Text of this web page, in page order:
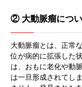
② 大動脈瘤につ
大動脈瘤とは、正常
位が病的に拡張した
は、おもに老化や動
は一旦形成されてし